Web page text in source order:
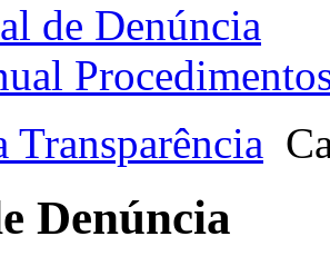
de Denúncia
Transparência
Denúncia